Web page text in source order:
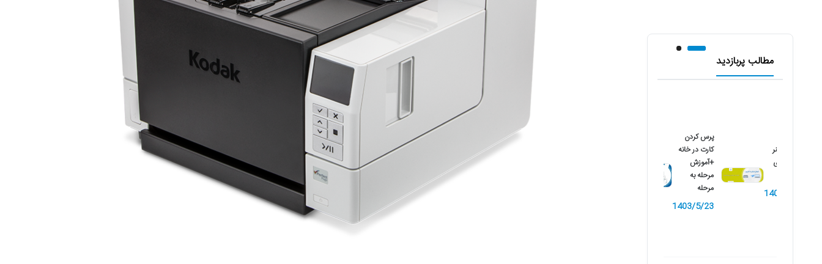
مطالب پربازدید
پرس کردن
کارت در خانه
+آموزش
مرحله به
مرحله
1403/5/23
نصب اسکنر
کانن بر روی
1402/10/9